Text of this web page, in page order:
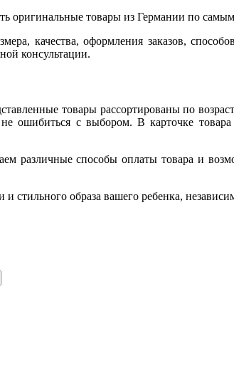
оригинальные товары из Германии по
качества, оформления заказов,
консультации.
товары рассортированы по
ошибиться с выбором. В карточке товара
различные способы оплаты товара и
и стильного образа вашего ребенка,